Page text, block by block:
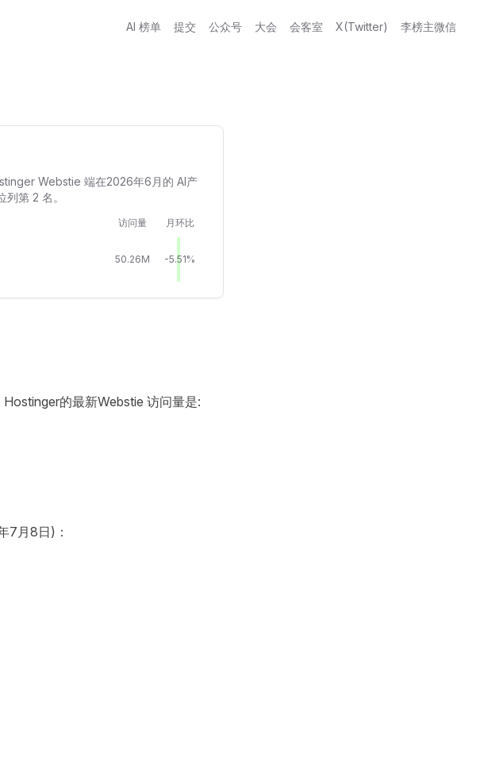
AI 榜单 提交 公众号 大会 会客室 X(Twitter) 李榜主微信
Webstie 端在2026年6月的 AI产
第 2 名。
访问量 月环比
50.26M -5.51%
的最新Webstie 访问量是:
7月8日)：